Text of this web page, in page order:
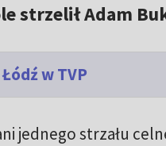
strzelił Adam
w TVP
jednego strzału